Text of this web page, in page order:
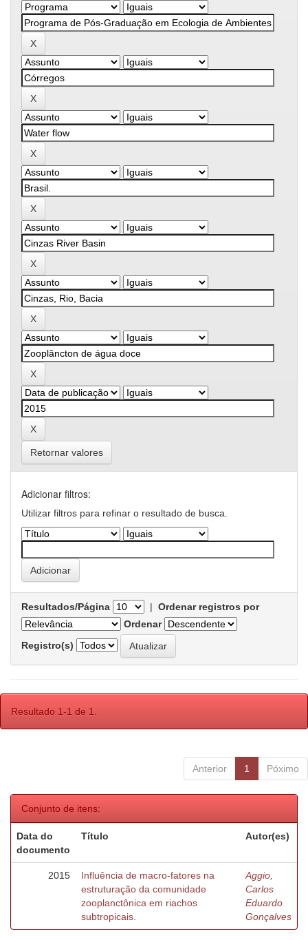
Retornar valores
Adicionar filtros:
Utilizar filtros para refinar o resultado de busca.
Resultados/Página | Ordenar registros por
Ordenar
Registro(s)
Resultado 1-1 de 1.
Anterior 1 Póximo
Conjunto de itens:
Data do
documento
Título Autor(es)
2015
Influência de macro-fatores na
estruturação da comunidade
zooplanctônica em riachos
subtropicais.
Aggio,
Carlos
Eduardo
Gonçalves